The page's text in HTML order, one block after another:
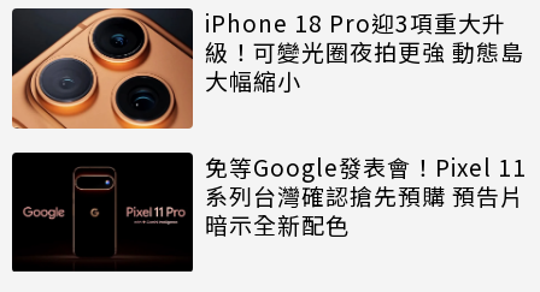
iPhone 18 Pro迎3項重大升
級！可變光圈夜拍更強 動態島
大幅縮小
免等Google發表會！Pixel 11
系列台灣確認搶先預購 預告片
暗示全新配色